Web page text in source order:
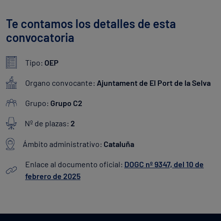
Te contamos los detalles de esta
convocatoria
Tipo: OEP
Organo convocante: Ajuntament de El Port de la Selva
Grupo: Grupo C2
Nº de plazas: 2
Ámbito administrativo: Cataluña
Enlace al documento oficial: DOGC nº 9347, del 10 de
febrero de 2025